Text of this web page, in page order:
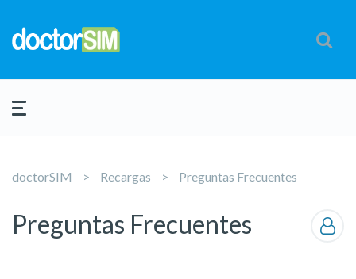
doctorSIM Recargas Preguntas Frecuentes
Preguntas Frecuentes